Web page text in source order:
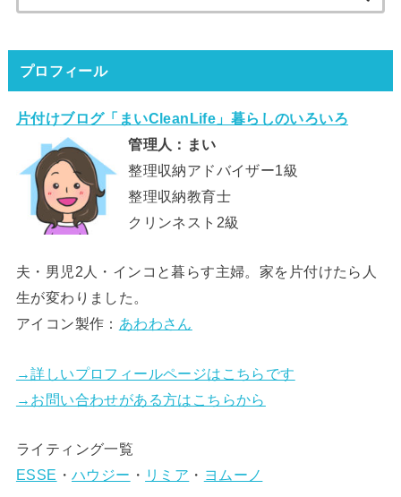
索:
プロフィール
片付けブログ「まいCleanLife」暮らしのいろいろ
管理人：まい
整理収納アドバイザー1級
整理収納教育士
クリンネスト2級
夫・男児2人・インコと暮らす主婦。家を片付けたら人
生が変わりました。
アイコン製作： あわわさん
→詳しいプロフィールページはこちらです
→お問い合わせがある方はこちらから
ライティング一覧
ESSE ・ ハウジー ・ リミア ・ ヨムーノ